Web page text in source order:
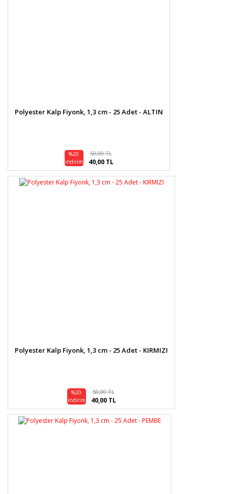
Polyester Kalp Fiyonk, 1,3 cm - 25 Adet - ALTIN
%20
indirim
50,00 TL
40,00 TL
Polyester Kalp Fiyonk, 1,3 cm - 25 Adet - KIRMIZI
%20
indirim
50,00 TL
40,00 TL